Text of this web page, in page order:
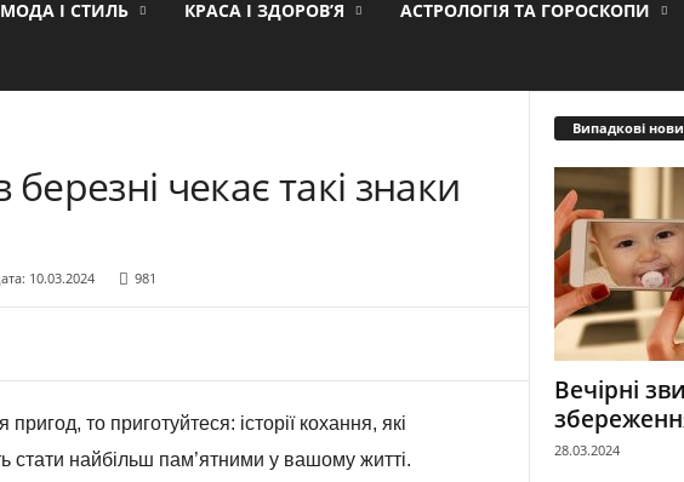
МОДА І СТИЛЬ КРАСА І ЗДОРОВ’Я АСТРОЛОГІЯ ТА ГОРОСКОПИ
чекає такі знаки
10.03.2024 981
то приготуйтеся: історії кохання, які
стати найбільш пам’ятними у вашому житті.
Випадкові
Вечірні
28.03.2024